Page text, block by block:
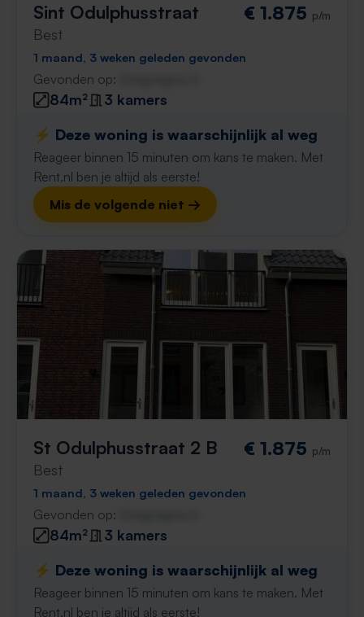
Sint Odulphusstraat
Best
€ 1.875 p/m
1 maand, 3 weken geleden gevonden
Gevonden op:
84m²
3 kamers
⚡️ Deze woning is waarschijnlijk al weg
Reageer binnen 15 minuten om kans te maken. Met
Rent.nl ben je altijd als eerste!
Mis de volgende niet →
St Odulphusstraat 2 B
Best
€ 1.875 p/m
1 maand, 3 weken geleden gevonden
Gevonden op:
84m²
3 kamers
⚡️ Deze woning is waarschijnlijk al weg
Reageer binnen 15 minuten om kans te maken. Met
Rent.nl ben je altijd als eerste!